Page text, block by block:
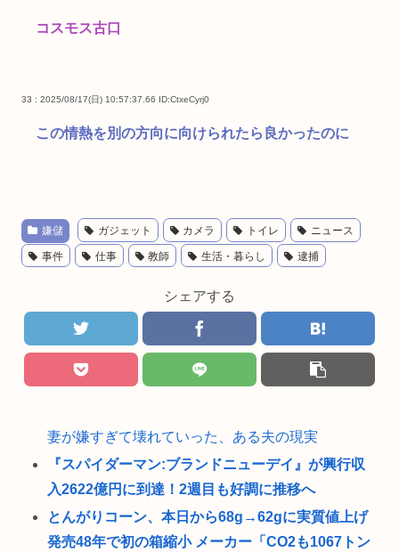
コスモス古口
33 : 2025/08/17(日) 10:57:37.66 ID:CtxeCyrj0
この情熱を別の方向に向けられたら良かったのに
嫌儲 ガジェット カメラ トイレ ニュース
事件 仕事 教師 生活・暮らし 逮捕
シェアする
妻が嫌すぎて壊れていった、ある夫の現実
『スパイダーマン:ブランドニューデイ』が興行収
入2622億円に到達！2週目も好調に推移へ
とんがりコーン、本日から68g→62gに実質値上げ
発売48年で初の箱縮小 メーカー「CO2も1067トン